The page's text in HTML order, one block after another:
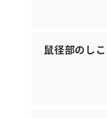
鼠径部のし